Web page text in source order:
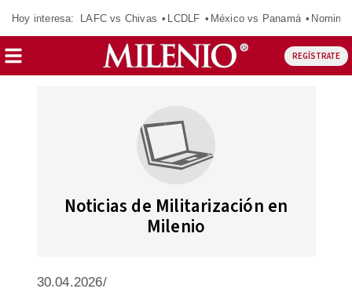
Hoy interesa: LAFC vs Chivas LCDLF México vs Panamá
REGÍSTRATE
Noticias de Militarización en
Milenio
30.04.2026/